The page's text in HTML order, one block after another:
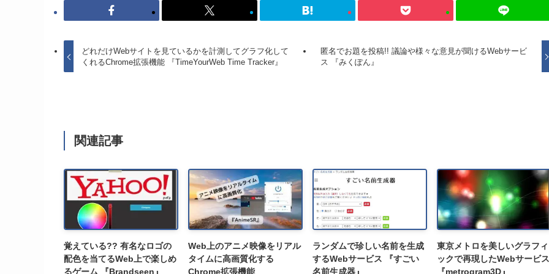
どれだけWebサイトを見ているかを計測してグラフ化して
くれるChrome拡張機能 『TimeYourWeb Time Tracker』
匿名でお題を投稿!! 議論や様々な意見が聞けるWebサービ
ス 『みくぽん』
関連記事
覚えている?? 有名なロゴの
配色を当てるWeb上で楽しめ
るゲーム 『Brandseen』
Web上のアニメ映像をリアル
タイムに高画質化する
Chrome拡張機能
ランダムで珍しい名前を生成
するWebサービス 『すごい
名前生成器』
東京メトロを美しいグラフィ
ックで再現したWebサービス
『metrogram3D』